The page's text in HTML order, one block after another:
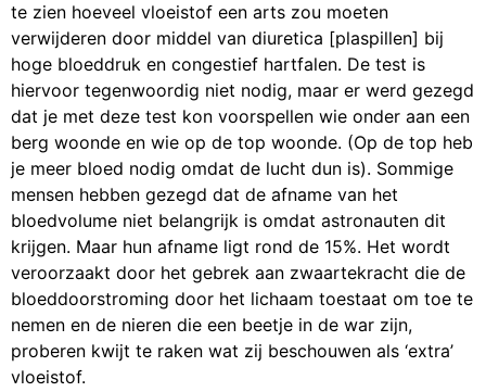
te zien hoeveel vloeistof een arts zou moeten
verwijderen door middel van diuretica [plaspillen] bij
hoge bloeddruk en congestief hartfalen. De test is
hiervoor tegenwoordig niet nodig, maar er werd gezegd
dat je met deze test kon voorspellen wie onder aan een
berg woonde en wie op de top woonde. (Op de top heb
je meer bloed nodig omdat de lucht dun is). Sommige
mensen hebben gezegd dat de afname van het
bloedvolume niet belangrijk is omdat astronauten dit
krijgen. Maar hun afname ligt rond de 15%. Het wordt
veroorzaakt door het gebrek aan zwaartekracht die de
bloeddoorstroming door het lichaam toestaat om toe te
nemen en de nieren die een beetje in de war zijn,
proberen kwijt te raken wat zij beschouwen als ‘extra’
vloeistof.